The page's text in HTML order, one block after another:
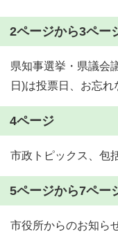
2ページから3ペー
県知事選挙・県議会
日)は投票日、お忘
4ページ
市政トピックス、包
5ページから7ペー
市役所からのお知ら